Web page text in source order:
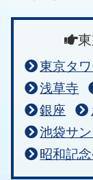
東京タ
浅草寺
銀座
池袋サ
昭和記